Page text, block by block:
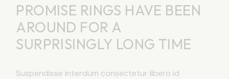
PROMISE RINGS HAVE BEEN
AROUND FOR A
SURPRISINGLY LONG TIME
Suspendisse interdum consectetur libero id